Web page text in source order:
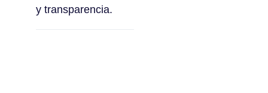
y transparencia.